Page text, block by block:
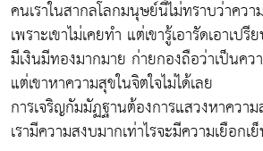
คนเราในสากลโลกมนุษย์นี้ไม่ทราบว่าควา
เพราะเขาไม่เคยทำ แต่เขารู้เอารัดเอาเปรี
มีเงินมีทองมากมาย ก่ายกองถือว่าเป็นคว
แต่เขาหาความสุขในจิตใจไม่ได้เลย
การเจริญกัมมัฏฐานต้องการแสวงหาควา
เรามีความสงบมากเท่าไรจะมีความเยือก